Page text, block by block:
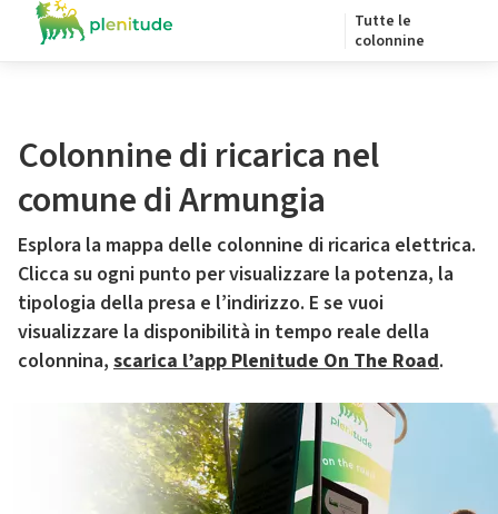
Tutte le
colonnine
Colonnine di ricarica nel
comune di Armungia
Esplora la mappa delle colonnine di ricarica elettrica.
Clicca su ogni punto per visualizzare la potenza, la
tipologia della presa e l’indirizzo. E se vuoi
visualizzare la disponibilità in tempo reale della
colonnina, scarica l’app Plenitude On The Road.